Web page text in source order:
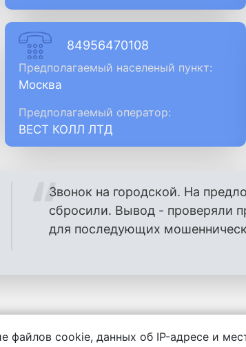
84956470108
Предполагаемый населеный пункт:
Москва
Предполагаемый оператор:
ВЕСТ КОЛЛ ЛТД
Звонок на городской. На
сбросили. Вывод - проверяли
для последующих
за содержание комментариев, любой
файлов cookie, данных об IP-адресе и